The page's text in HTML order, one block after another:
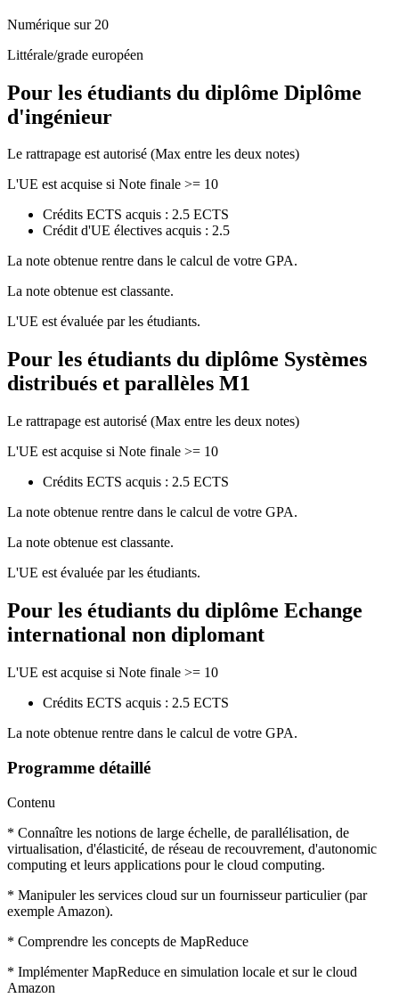
Numérique sur 20
Littérale/grade européen
Pour les étudiants du diplôme Diplôme
d'ingénieur
Le rattrapage est autorisé (Max entre les deux notes)
L'UE est acquise si Note finale >= 10
Crédits ECTS acquis : 2.5 ECTS
Crédit d'UE électives acquis : 2.5
La note obtenue rentre dans le calcul de votre GPA.
La note obtenue est classante.
L'UE est évaluée par les étudiants.
Pour les étudiants du diplôme Systèmes
distribués et parallèles M1
Le rattrapage est autorisé (Max entre les deux notes)
L'UE est acquise si Note finale >= 10
Crédits ECTS acquis : 2.5 ECTS
La note obtenue rentre dans le calcul de votre GPA.
La note obtenue est classante.
L'UE est évaluée par les étudiants.
Pour les étudiants du diplôme Echange
international non diplomant
L'UE est acquise si Note finale >= 10
Crédits ECTS acquis : 2.5 ECTS
La note obtenue rentre dans le calcul de votre GPA.
Programme détaillé
Contenu
* Connaître les notions de large échelle, de parallélisation, de
virtualisation, d'élasticité, de réseau de recouvrement, d'autonomic
computing et leurs applications pour le cloud computing.
* Manipuler les services cloud sur un fournisseur particulier (par
exemple Amazon).
* Comprendre les concepts de MapReduce
* Implémenter MapReduce en simulation locale et sur le cloud
Amazon